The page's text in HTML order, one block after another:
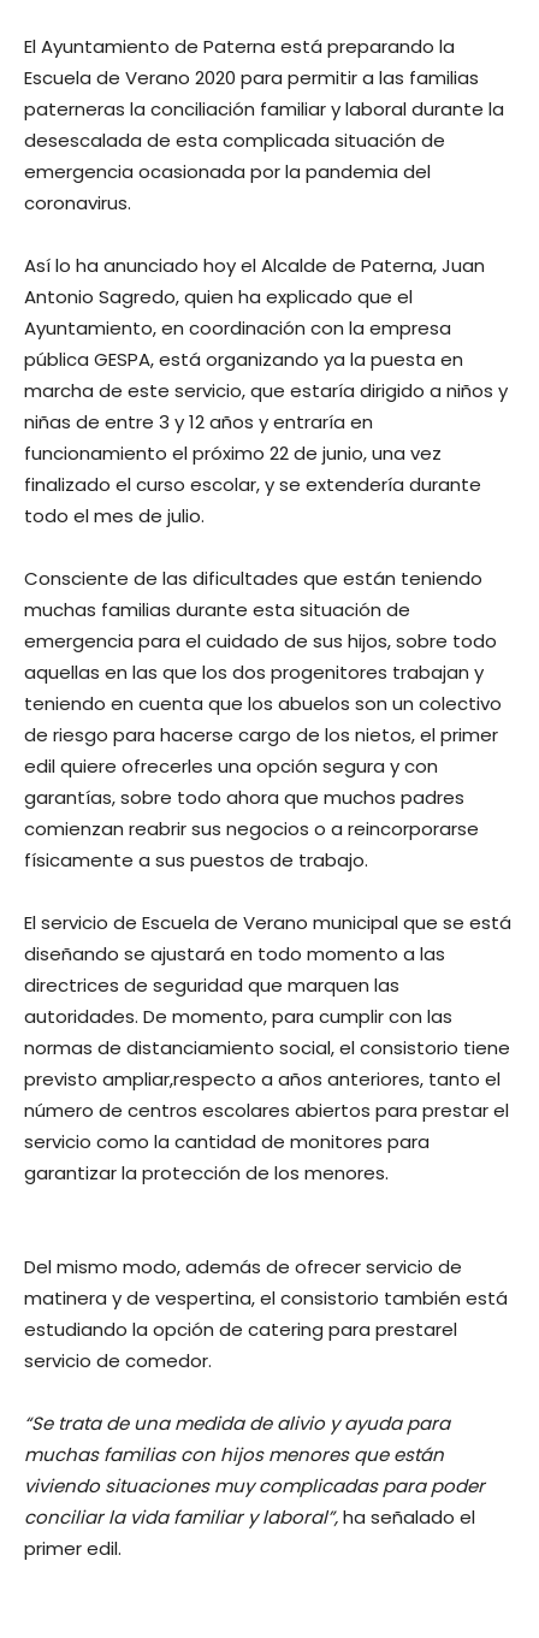
El Ayuntamiento de Paterna está preparando la
Escuela de Verano 2020 para permitir a las familias
paterneras la conciliación familiar y laboral durante la
desescalada de esta complicada situación de
emergencia ocasionada por la pandemia del
coronavirus.
Así lo ha anunciado hoy el Alcalde de Paterna, Juan
Antonio Sagredo, quien ha explicado que el
Ayuntamiento, en coordinación con la empresa
pública GESPA, está organizando ya la puesta en
marcha de este servicio, que estaría dirigido a niños y
niñas de entre 3 y 12 años y entraría en
funcionamiento el próximo 22 de junio, una vez
finalizado el curso escolar, y se extendería durante
todo el mes de julio.
Consciente de las dificultades que están teniendo
muchas familias durante esta situación de
emergencia para el cuidado de sus hijos, sobre todo
aquellas en las que los dos progenitores trabajan y
teniendo en cuenta que los abuelos son un colectivo
de riesgo para hacerse cargo de los nietos, el primer
edil quiere ofrecerles una opción segura y con
garantías, sobre todo ahora que muchos padres
comienzan reabrir sus negocios o a reincorporarse
físicamente a sus puestos de trabajo.
El servicio de Escuela de Verano municipal que se está
diseñando se ajustará en todo momento a las
directrices de seguridad que marquen las
autoridades. De momento, para cumplir con las
normas de distanciamiento social, el consistorio tiene
previsto ampliar,respecto a años anteriores, tanto el
número de centros escolares abiertos para prestar el
servicio como la cantidad de monitores para
garantizar la protección de los menores.
Del mismo modo, además de ofrecer servicio de
matinera y de vespertina, el consistorio también está
estudiando la opción de catering para prestarel
servicio de comedor.
“Se trata de una medida de alivio y ayuda para
muchas familias con hijos menores que están
viviendo situaciones muy complicadas para poder
conciliar la vida familiar y laboral”,ha señalado el
primer edil.